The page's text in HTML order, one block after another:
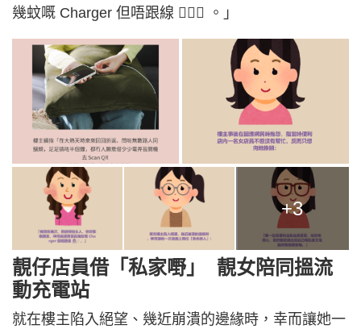
幾蚊嘅 Charger 但唔跟線 🤦🏻‍♀️ 。」
+3
靚仔店員借「私家嘢」 靚女陪同搵流
動充電站
就在樓主陷入絕望、幾近崩潰的邊緣時，幸而讓她一